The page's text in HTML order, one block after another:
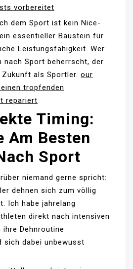
vorbereitet
dem Sport ist kein Nice-
essentieller Baustein für
Leistungsfähigkeit. Wer
nach Sport beherrscht, der
als Sportler. our
tropfenden
repariert
Timing:
Am Besten
Sport
niemand gerne spricht:
dehnen sich zum völlig
Ich habe jahrelang
direkt nach intensiven
ihre Dehnroutine
sich dabei unbewusst